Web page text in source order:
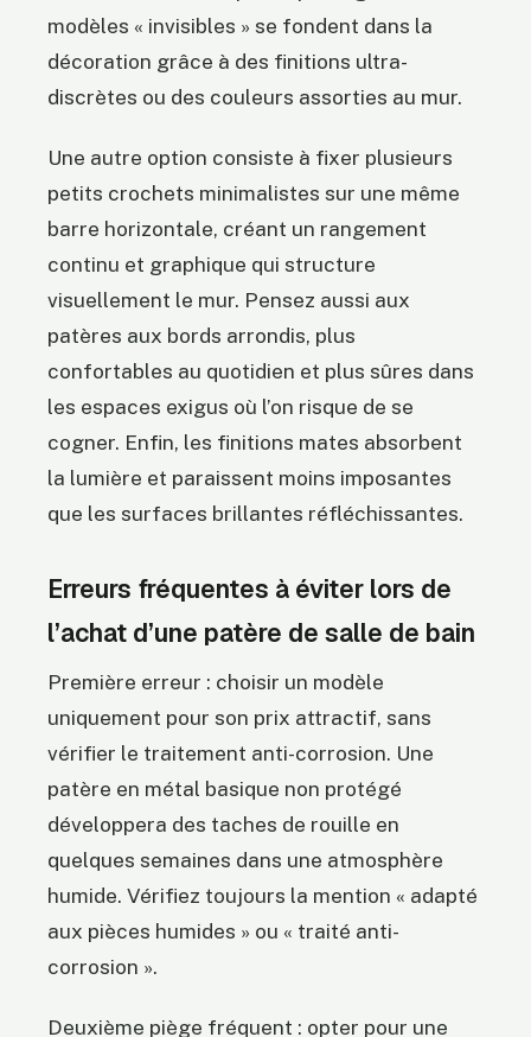
modèles « invisibles » se fondent dans la
décoration grâce à des finitions ultra-
discrètes ou des couleurs assorties au mur.
Une autre option consiste à fixer plusieurs
petits crochets minimalistes sur une même
barre horizontale, créant un rangement
continu et graphique qui structure
visuellement le mur. Pensez aussi aux
patères aux bords arrondis, plus
confortables au quotidien et plus sûres dans
les espaces exigus où l’on risque de se
cogner. Enfin, les finitions mates absorbent
la lumière et paraissent moins imposantes
que les surfaces brillantes réfléchissantes.
Erreurs fréquentes à éviter lors de
l’achat d’une patère de salle de bain
Première erreur : choisir un modèle
uniquement pour son prix attractif, sans
vérifier le traitement anti-corrosion. Une
patère en métal basique non protégé
développera des taches de rouille en
quelques semaines dans une atmosphère
humide. Vérifiez toujours la mention « adapté
aux pièces humides » ou « traité anti-
corrosion ».
Deuxième piège fréquent : opter pour une